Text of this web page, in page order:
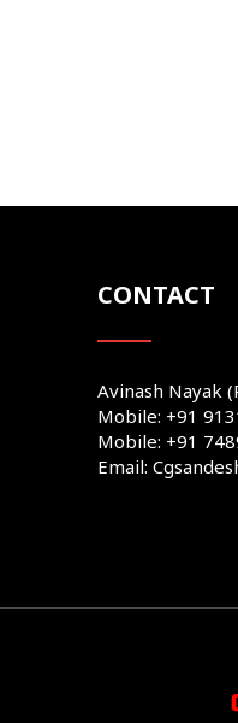
CONTACT
Avinash Nayak
Mobile: +91
Mobile: +91
Email: